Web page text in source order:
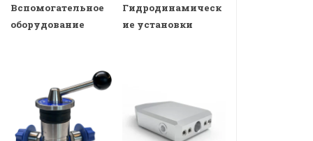
Вспомогательное
оборудование
Гидродинамическ
ие установки